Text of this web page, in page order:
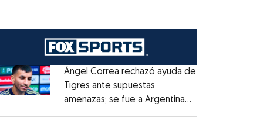
Opens in new window
Ángel Correa rechazó ayuda de
Tigres ante supuestas
amenazas; se fue a Argentina